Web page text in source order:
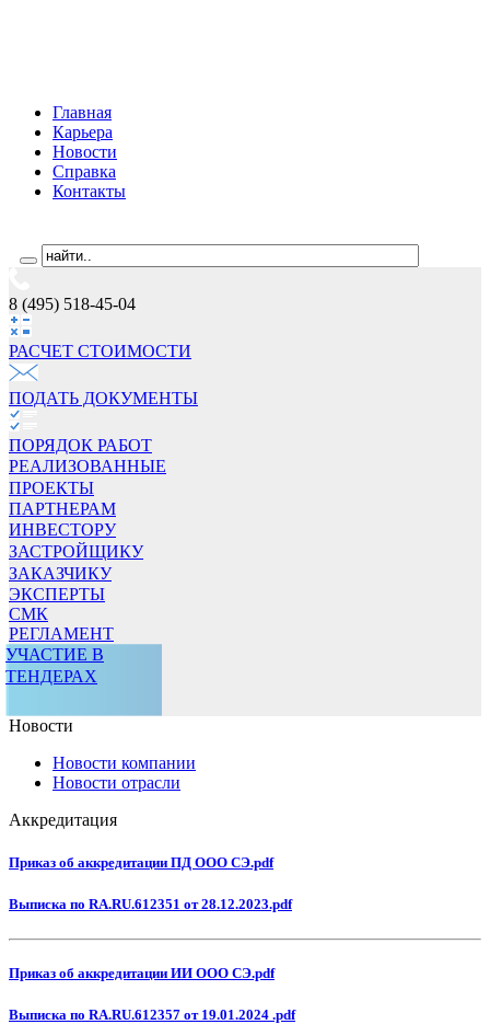
Главная
Карьера
Новости
Справка
Контакты
8 (495) 518-45-04
РАСЧЕТ СТОИМОCТИ
ПОДАТЬ ДОКУМЕНТЫ
ПОРЯДОК РАБОТ
РЕАЛИЗОВАННЫЕ
ПРОЕКТЫ
ПАРТНЕРАМ
ИНВЕСТОРУ
ЗАСТРОЙЩИКУ
ЗАКАЗЧИКУ
ЭКСПЕРТЫ
СМК
РЕГЛАМЕНТ
УЧАСТИЕ В
ТЕНДЕРАХ
Новости
Новости компании
Новости отрасли
Аккредитация
Приказ об аккредитации ПД ООО СЭ.pdf
Выписка по RA.RU.612351 от 28.12.2023.pdf
Приказ об аккредитации ИИ ООО СЭ.pdf
Выписка по RA.RU.612357 от 19.01.2024 .pdf